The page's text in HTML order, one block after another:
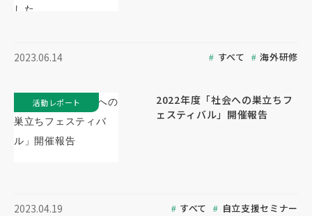
2023.06.14 すべて 海外研修
2022年度「社会への巣立ちフ
ェスティバル」開催報告
2023.04.19 すべて 自立支援セミナー
活動レポート